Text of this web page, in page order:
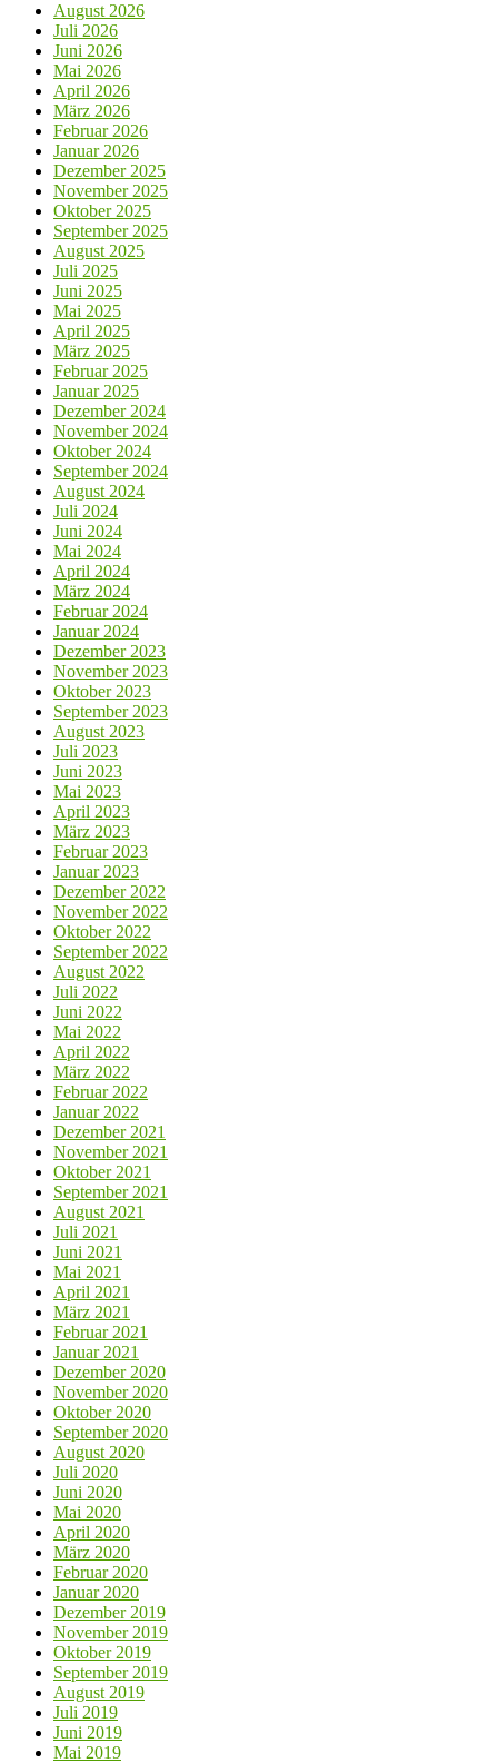
August 2026
Juli 2026
Juni 2026
Mai 2026
April 2026
März 2026
Februar 2026
Januar 2026
Dezember 2025
November 2025
Oktober 2025
September 2025
August 2025
Juli 2025
Juni 2025
Mai 2025
April 2025
März 2025
Februar 2025
Januar 2025
Dezember 2024
November 2024
Oktober 2024
September 2024
August 2024
Juli 2024
Juni 2024
Mai 2024
April 2024
März 2024
Februar 2024
Januar 2024
Dezember 2023
November 2023
Oktober 2023
September 2023
August 2023
Juli 2023
Juni 2023
Mai 2023
April 2023
März 2023
Februar 2023
Januar 2023
Dezember 2022
November 2022
Oktober 2022
September 2022
August 2022
Juli 2022
Juni 2022
Mai 2022
April 2022
März 2022
Februar 2022
Januar 2022
Dezember 2021
November 2021
Oktober 2021
September 2021
August 2021
Juli 2021
Juni 2021
Mai 2021
April 2021
März 2021
Februar 2021
Januar 2021
Dezember 2020
November 2020
Oktober 2020
September 2020
August 2020
Juli 2020
Juni 2020
Mai 2020
April 2020
März 2020
Februar 2020
Januar 2020
Dezember 2019
November 2019
Oktober 2019
September 2019
August 2019
Juli 2019
Juni 2019
Mai 2019